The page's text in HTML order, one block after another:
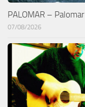
PALOMAR – Palomar
07/08/2026